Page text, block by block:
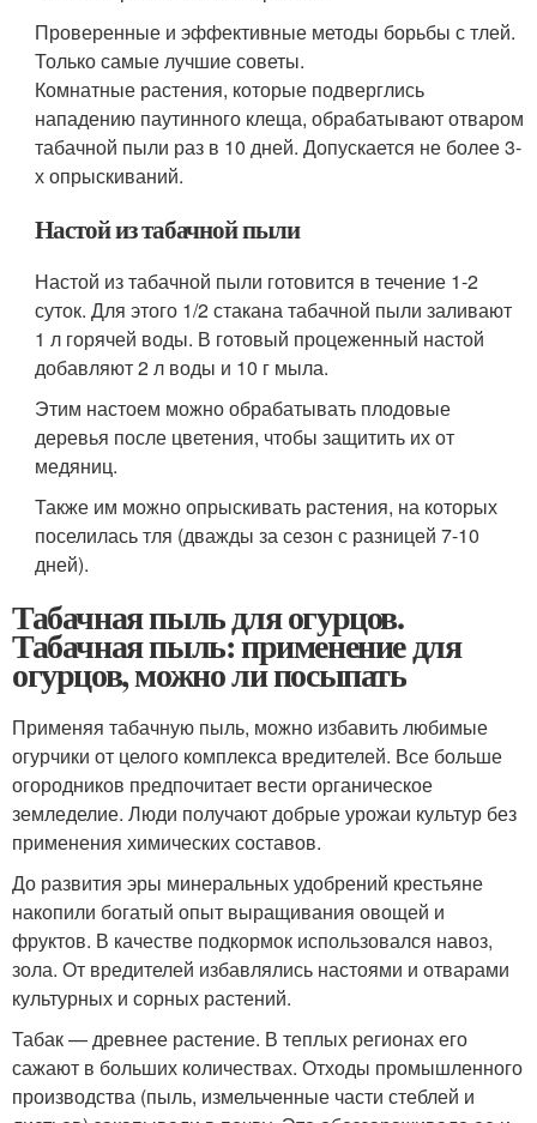
Проверенные и эффективные методы борьбы с тлей.
Только самые лучшие советы.
Комнатные растения, которые подверглись
нападению паутинного клеща, обрабатывают отваром
табачной пыли раз в 10 дней. Допускается не более 3-
х опрыскиваний.
Настой из табачной пыли
Настой из табачной пыли готовится в течение 1-2
суток. Для этого 1/2 стакана табачной пыли заливают
1 л горячей воды. В готовый процеженный настой
добавляют 2 л воды и 10 г мыла.
Этим настоем можно обрабатывать плодовые
деревья после цветения, чтобы защитить их от
медяниц.
Также им можно опрыскивать растения, на которых
поселилась тля (дважды за сезон с разницей 7-10
дней).
Табачная пыль для огурцов.
Табачная пыль: применение для
огурцов, можно ли посыпать
Применяя табачную пыль, можно избавить любимые
огурчики от целого комплекса вредителей. Все больше
огородников предпочитает вести органическое
земледелие. Люди получают добрые урожаи культур без
применения химических составов.
До развития эры минеральных удобрений крестьяне
накопили богатый опыт выращивания овощей и
фруктов. В качестве подкормок использовался навоз,
зола. От вредителей избавлялись настоями и отварами
культурных и сорных растений.
Табак — древнее растение. В теплых регионах его
сажают в больших количествах. Отходы промышленного
производства (пыль, измельченные части стеблей и